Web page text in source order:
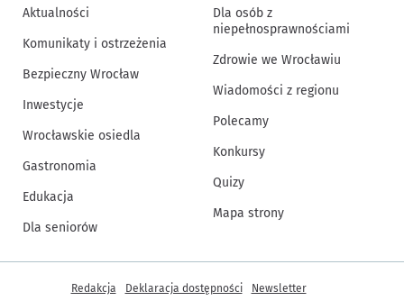
Aktualności
Komunikaty i ostrzeżenia
Bezpieczny Wrocław
Inwestycje
Wrocławskie osiedla
Gastronomia
Edukacja
Dla seniorów
Dla osób z
niepełnosprawnościami
Zdrowie we Wrocławiu
Wiadomości z regionu
Polecamy
Konkursy
Quizy
Mapa strony
Inne informacje
Redakcja Deklaracja dostępności Newsletter